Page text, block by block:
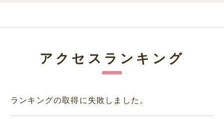
アクセスランキング
ランキングの取得に失敗しました。